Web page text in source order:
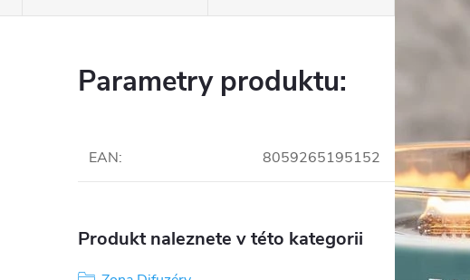
Parametry produktu:
EAN: 8059265195152
Produkt naleznete v této kategorii